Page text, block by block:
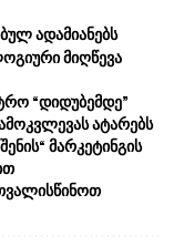
ადამიანებს
მიღწევა
“დიდუბემდე”
ატარებს
მარკეტინგის